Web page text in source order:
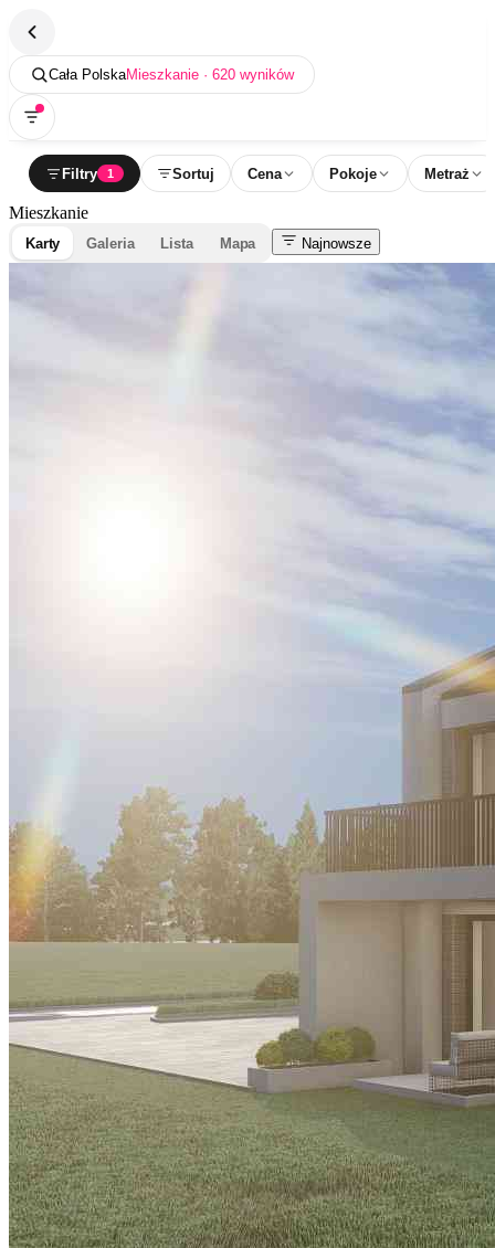
Cała PolskaMieszkanie · 620 wyników
Filtry 1 Sortuj Cena Pokoje Metraż
Mieszkanie
Karty Galeria Lista Mapa Najnowsze